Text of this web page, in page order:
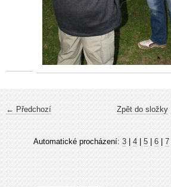
← Předchozí Zpět do složky
Automatické procházení: 3 4 5 6 7